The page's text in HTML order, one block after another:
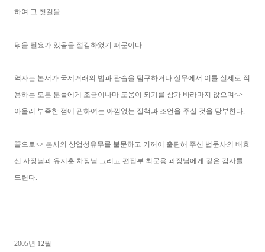
하여 그 첫길을
닦을 필요가 있음을 절감하였기 때문이다.
역자는 본서가 국제거래의 법과 관습을 탐구하거나 실무에서 이를 실제로 적
용하는 모든 분들에게 조금이나마 도움이 되기를 삼가 바라마지 않으며<>
아울러 부족한 점에 관하여는 아낌없는 질책과 조언을 주실 것을 당부한다.
끝으로<> 본서의 상업성유무를 불문하고 기꺼이 출판해 주신 법문사의 배효
선 사장님과 유지훈 차장님 그리고 편집부 최문용 과장님에게 깊은 감사를
드린다.
2005년 12월